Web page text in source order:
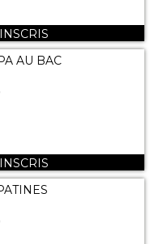
AU BAC